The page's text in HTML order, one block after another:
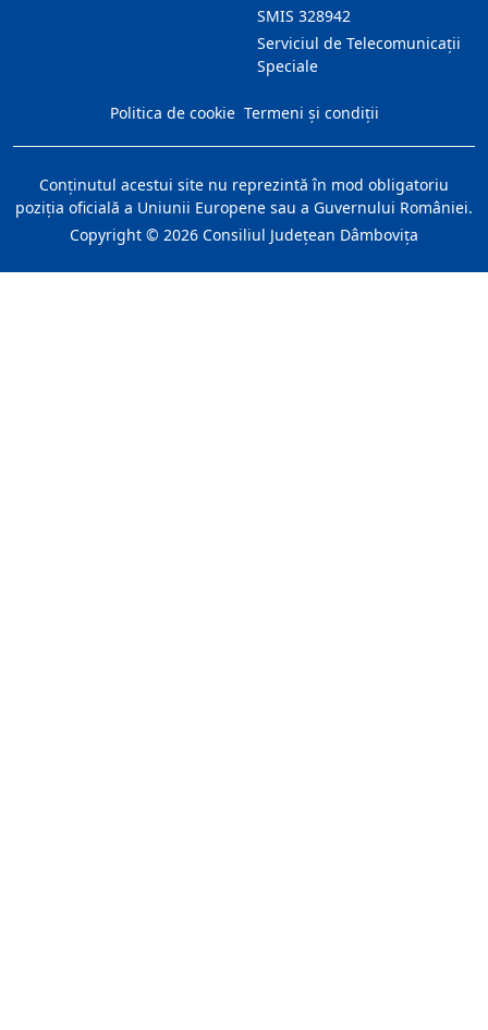
SMIS 328942
Serviciul de Telecomunicații
Speciale
Politica de cookie Termeni și condiții
Conţinutul acestui site nu reprezintă în mod obligatoriu
poziţia oficială a Uniunii Europene sau a Guvernului României.
Copyright © 2026 Consiliul Judeţean Dâmboviţa